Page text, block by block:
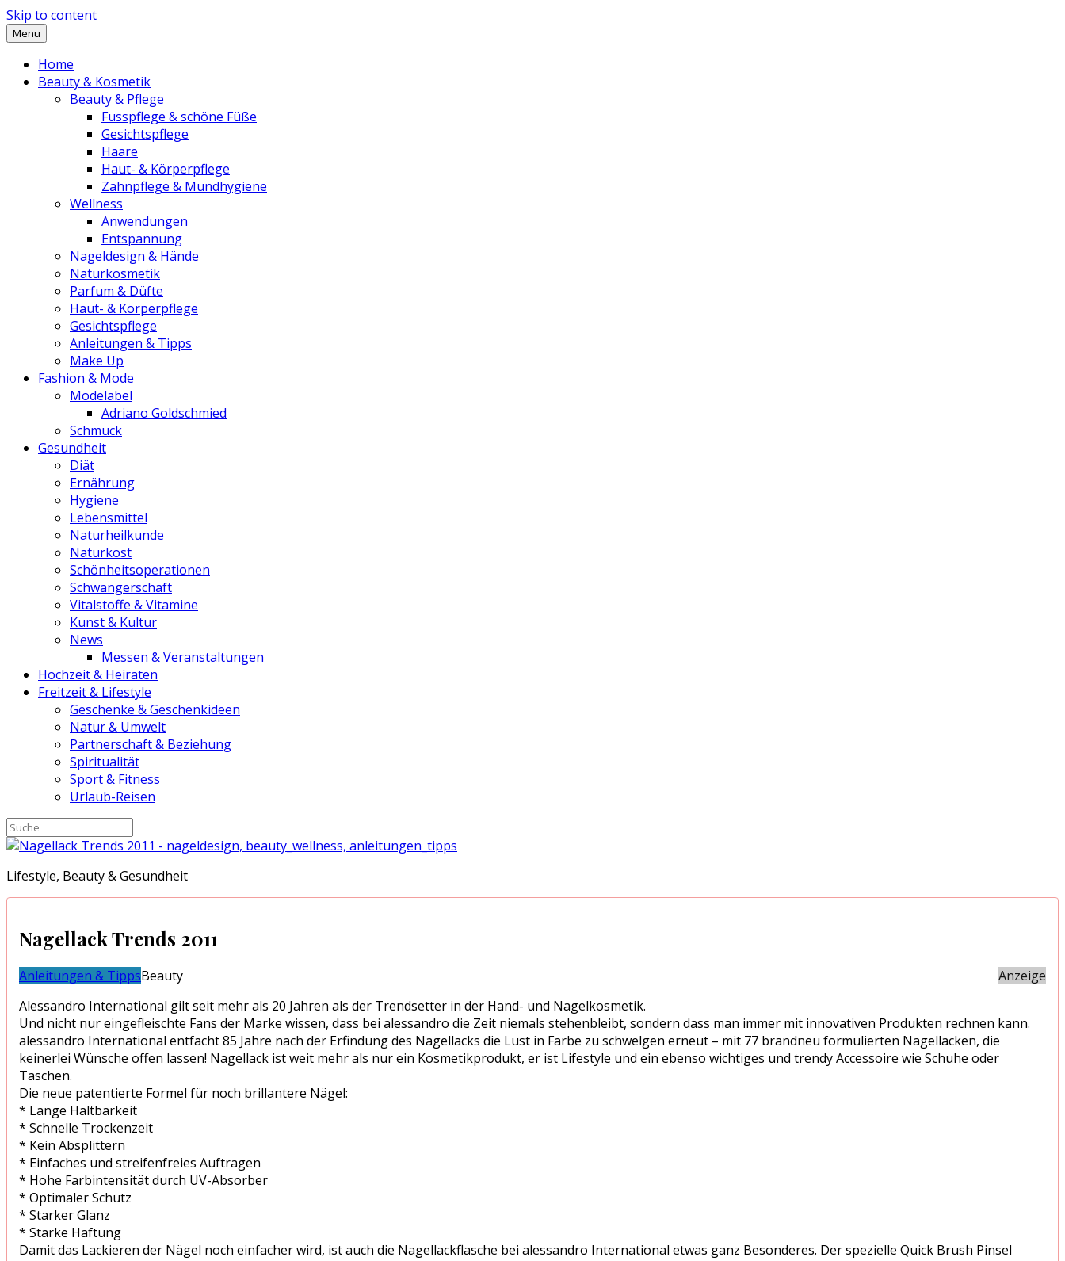
Skip to content
Menu
Home
Beauty & Kosmetik
Beauty & Pflege
Fusspflege & schöne Füße
Gesichtspflege
Haare
Haut- & Körperpflege
Zahnpflege & Mundhygiene
Wellness
Anwendungen
Entspannung
Nageldesign & Hände
Naturkosmetik
Parfum & Düfte
Haut- & Körperpflege
Gesichtspflege
Anleitungen & Tipps
Make Up
Fashion & Mode
Modelabel
Adriano Goldschmied
Schmuck
Gesundheit
Diät
Ernährung
Hygiene
Lebensmittel
Naturheilkunde
Naturkost
Schönheitsoperationen
Schwangerschaft
Vitalstoffe & Vitamine
Kunst & Kultur
News
Messen & Veranstaltungen
Hochzeit & Heiraten
Freitzeit & Lifestyle
Geschenke & Geschenkideen
Natur & Umwelt
Partnerschaft & Beziehung
Spiritualität
Sport & Fitness
Urlaub-Reisen
Lifestyle, Beauty & Gesundheit
Nagellack Trends 2011
Anleitungen & TippsBeauty
Anzeige
Alessandro International gilt seit mehr als 20 Jahren als der Trendsetter in der Hand- und Nagelkosmetik.
Und nicht nur eingefleischte Fans der Marke wissen, dass bei alessandro die Zeit niemals stehenbleibt, sondern dass man immer mit innovativen Produkten rechnen kann.
alessandro International entfacht 85 Jahre nach der Erfindung des Nagellacks die Lust in Farbe zu schwelgen erneut – mit 77 brandneu formulierten Nagellacken, die
keinerlei Wünsche offen lassen! Nagellack ist weit mehr als nur ein Kosmetikprodukt, er ist Lifestyle und ein ebenso wichtiges und trendy Accessoire wie Schuhe oder
Taschen.
Die neue patentierte Formel für noch brillantere Nägel:
* Lange Haltbarkeit
* Schnelle Trockenzeit
* Kein Absplittern
* Einfaches und streifenfreies Auftragen
* Hohe Farbintensität durch UV-Absorber
* Optimaler Schutz
* Starker Glanz
* Starke Haftung
Damit das Lackieren der Nägel noch einfacher wird, ist auch die Nagellackflasche bei alessandro International etwas ganz Besonderes. Der spezielle Quick Brush Pinsel